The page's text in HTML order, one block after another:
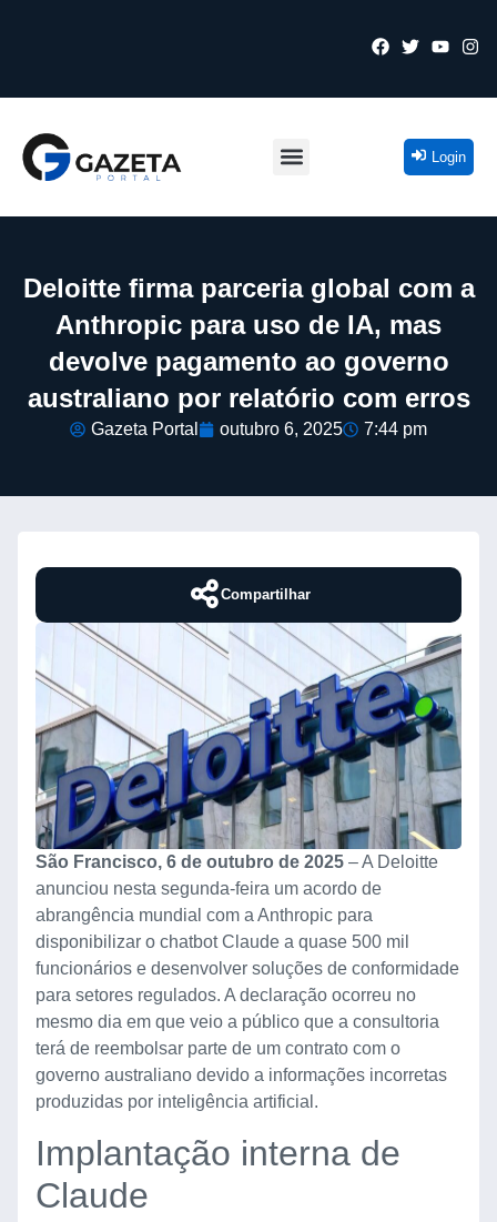
Login
Deloitte firma parceria global com a
Anthropic para uso de IA, mas
devolve pagamento ao governo
australiano por relatório com erros
Gazeta Portal outubro 6, 2025 7:44 pm
Compartilhar
São Francisco, 6 de outubro de 2025 – A Deloitte
anunciou nesta segunda-feira um acordo de
abrangência mundial com a Anthropic para
disponibilizar o chatbot Claude a quase 500 mil
funcionários e desenvolver soluções de conformidade
para setores regulados. A declaração ocorreu no
mesmo dia em que veio a público que a consultoria
terá de reembolsar parte de um contrato com o
governo australiano devido a informações incorretas
produzidas por inteligência artificial.
Implantação interna de
Claude